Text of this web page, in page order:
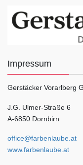
Impressum
Gerstäcker Vorarlberg
J.G. Ulmer-Straße 6
A-6850 Dornbirn
office@farbenlaube.at
www.farbenlaube.at